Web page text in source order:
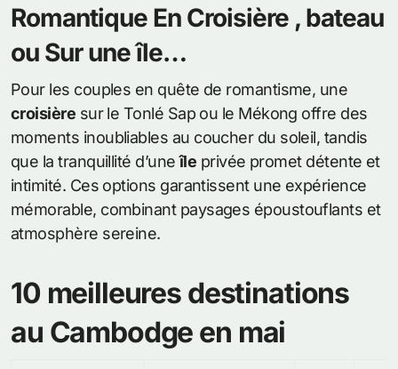
Romantique En Croisière , bateau
ou Sur une île…
Pour les couples en quête de romantisme, une
croisière sur le Tonlé Sap ou le Mékong offre des
moments inoubliables au coucher du soleil, tandis
que la tranquillité d’uneîle privée promet détente et
intimité. Ces options garantissent une expérience
mémorable, combinant paysages époustouflants et
atmosphère sereine.
10 meilleures destinations
au Cambodge en mai